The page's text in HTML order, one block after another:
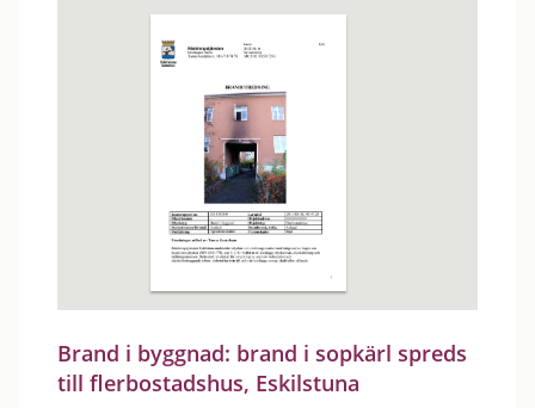
Brand i byggnad: brand i sopkärl spreds
till flerbostadshus, Eskilstuna